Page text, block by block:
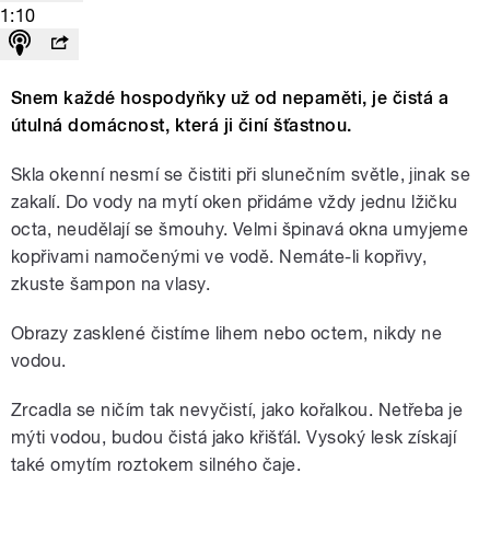
1:10
Snem každé hospodyňky už od nepaměti, je čistá a
útulná domácnost, která ji činí šťastnou.
Skla okenní nesmí se čistiti při slunečním světle, jinak se
zakalí. Do vody na mytí oken přidáme vždy jednu lžičku
octa, neudělají se šmouhy. Velmi špinavá okna umyjeme
kopřivami namočenými ve vodě. Nemáte-li kopřivy,
zkuste šampon na vlasy.
Obrazy zasklené čistíme lihem nebo octem, nikdy ne
vodou.
Zrcadla se ničím tak nevyčistí, jako kořalkou. Netřeba je
mýti vodou, budou čistá jako křišťál. Vysoký lesk získají
také omytím roztokem silného čaje.